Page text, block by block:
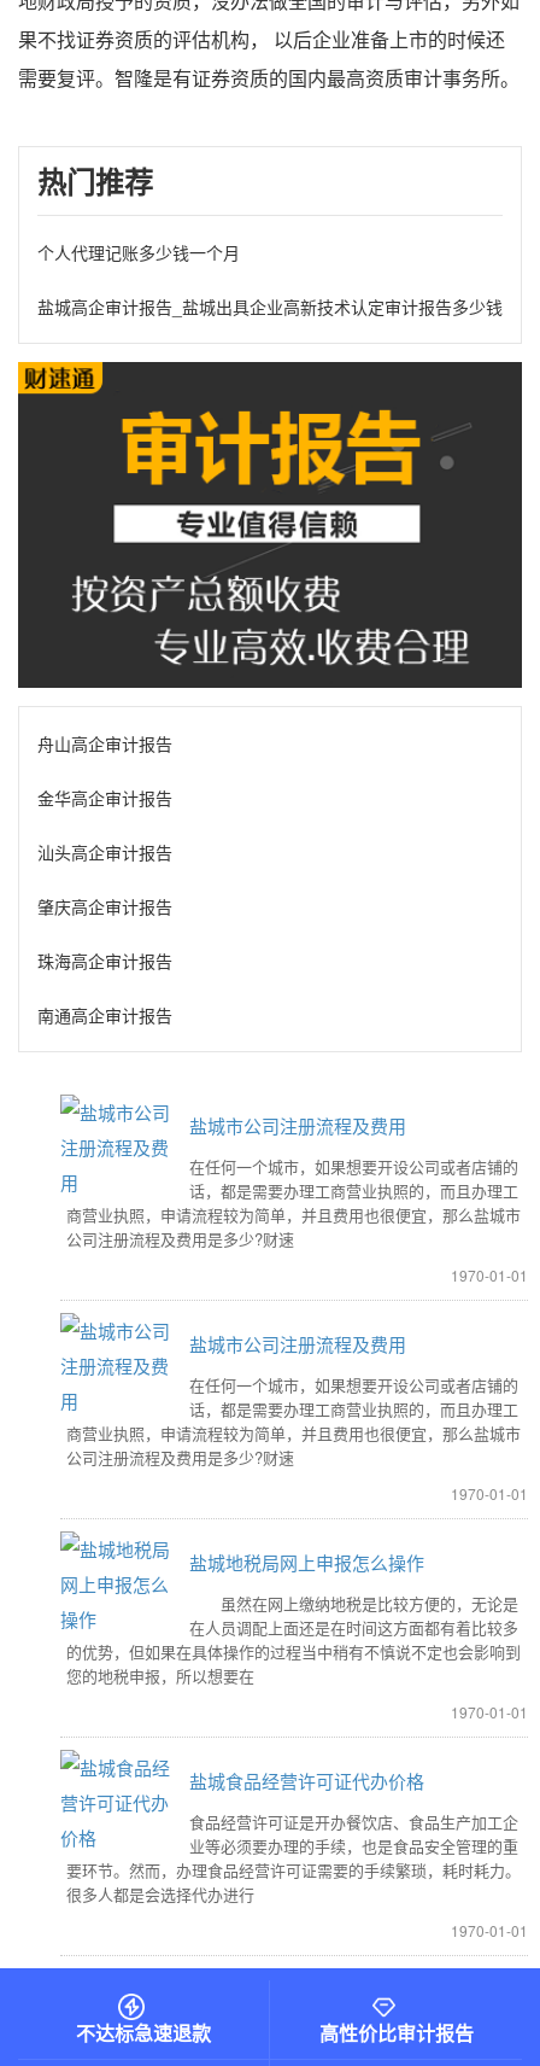
果不找证券资质的评估机构， 以后企业准备上市的时候还
需要复评。智隆是有证券资质的国内最高资质审计事务所。
热门推荐
个人代理记账多少钱一个月
盐城高企审计报告_盐城出具企业高新技术认定审计报告多少钱?盐
舟山高企审计报告
金华高企审计报告
汕头高企审计报告
肇庆高企审计报告
珠海高企审计报告
南通高企审计报告
盐城市公司注册流程及费用
在任何一个城市，如果想要开设公司或者店铺的
话，都是需要办理工商营业执照的，而且办理工
商营业执照，申请流程较为简单，并且费用也很便宜，那么盐城市
公司注册流程及费用是多少?财速
1970-01-01
盐城市公司注册流程及费用
在任何一个城市，如果想要开设公司或者店铺的
话，都是需要办理工商营业执照的，而且办理工
商营业执照，申请流程较为简单，并且费用也很便宜，那么盐城市
公司注册流程及费用是多少?财速
1970-01-01
盐城地税局网上申报怎么操作
虽然在网上缴纳地税是比较方便的，无论是
在人员调配上面还是在时间这方面都有着比较多
的优势，但如果在具体操作的过程当中稍有不慎说不定也会影响到
您的地税申报，所以想要在
1970-01-01
盐城食品经营许可证代办价格
食品经营许可证是开办餐饮店、食品生产加工企
业等必须要办理的手续，也是食品安全管理的重
要环节。然而，办理食品经营许可证需要的手续繁琐，耗时耗力。
很多人都是会选择代办进行
1970-01-01
不达标急速退款 高性价比审计报告